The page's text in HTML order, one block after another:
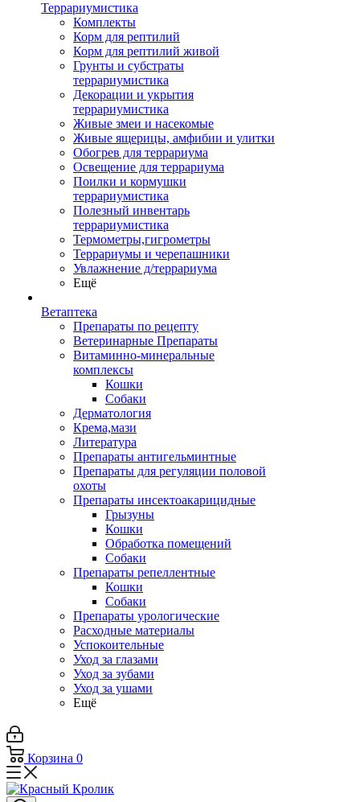
Террариумистика
Комплекты
Корм для рептилий
Корм для рептилий живой
Грунты и субстраты
террариумистика
Декорации и укрытия
террариумистика
Живые змеи и насекомые
Живые ящерицы, амфибии и улитки
Обогрев для террариума
Освещение для террариума
Поилки и кормушки
террариумистика
Полезный инвентарь
террариумистика
Термометры,гигрометры
Террариумы и черепашники
Увлажнение д/террариума
Ещё
Ветаптека
Препараты по рецепту
Ветеринарные Препараты
Витаминно-минеральные
комплексы
Кошки
Собаки
Дерматология
Крема,мази
Литература
Препараты антигельминтные
Препараты для регуляции половой
охоты
Препараты инсектоакарицидные
Грызуны
Кошки
Обработка помещений
Собаки
Препараты репеллентные
Кошки
Собаки
Препараты урологические
Расходные материалы
Успокоительные
Уход за глазами
Уход за зубами
Уход за ушами
Ещё
Корзина 0